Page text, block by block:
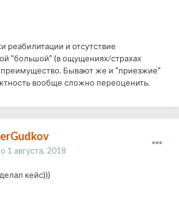
реабилитации и отсутствие
"большой" (в ощущениях/страхах
преимущество. Бывают же и "приезжие"
вообще сложно переоценить.
1 августа, 2018
кейс)))